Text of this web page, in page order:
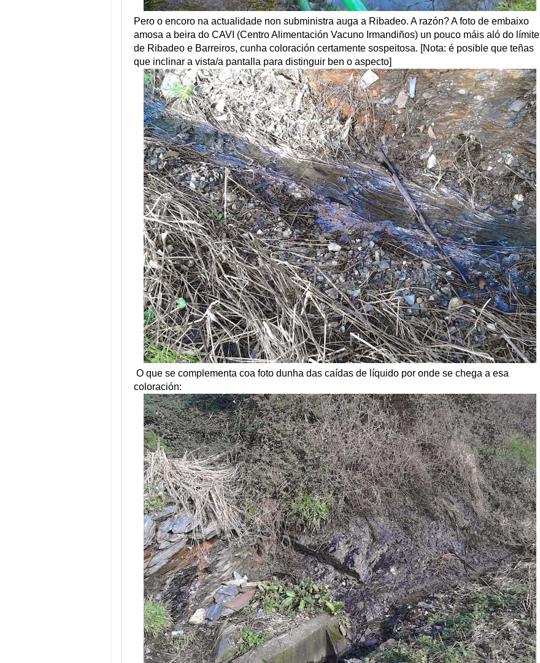
Pero o encoro na actualidade non subministra auga a Ribadeo. A razón? A foto de embaixo
amosa a beira do CAVI (Centro Alimentación Vacuno Irmandiños) un pouco máis aló do límite
de Ribadeo e Barreiros, cunha coloración certamente sospeitosa. [Nota: é posible que teñas
que inclinar a vista/a pantalla para distinguir ben o aspecto]
O que se complementa coa foto dunha das caídas de líquido por onde se chega a esa
coloración: